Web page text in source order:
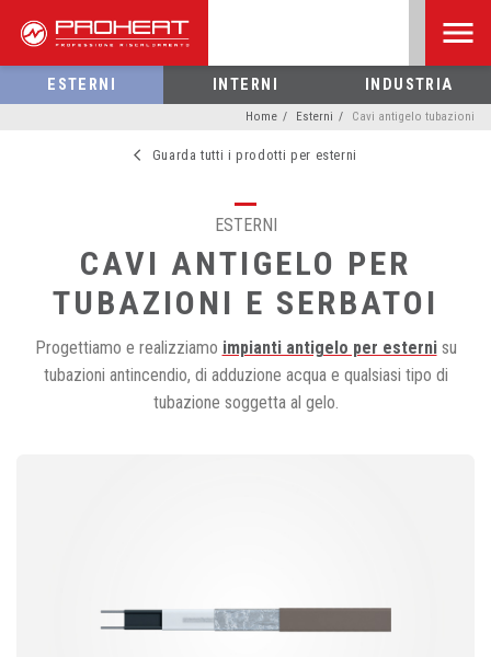
ESTERNI INTERNI INDUSTRIA
Home Esterni Cavi antigelo tubazioni
Guarda tutti i prodotti per esterni
ESTERNI
CAVI ANTIGELO PER
TUBAZIONI E SERBATOI
Progettiamo e realizziamo impianti antigelo per esternisu
tubazioni antincendio, di adduzione acqua e qualsiasi tipo di
tubazione soggetta al gelo.